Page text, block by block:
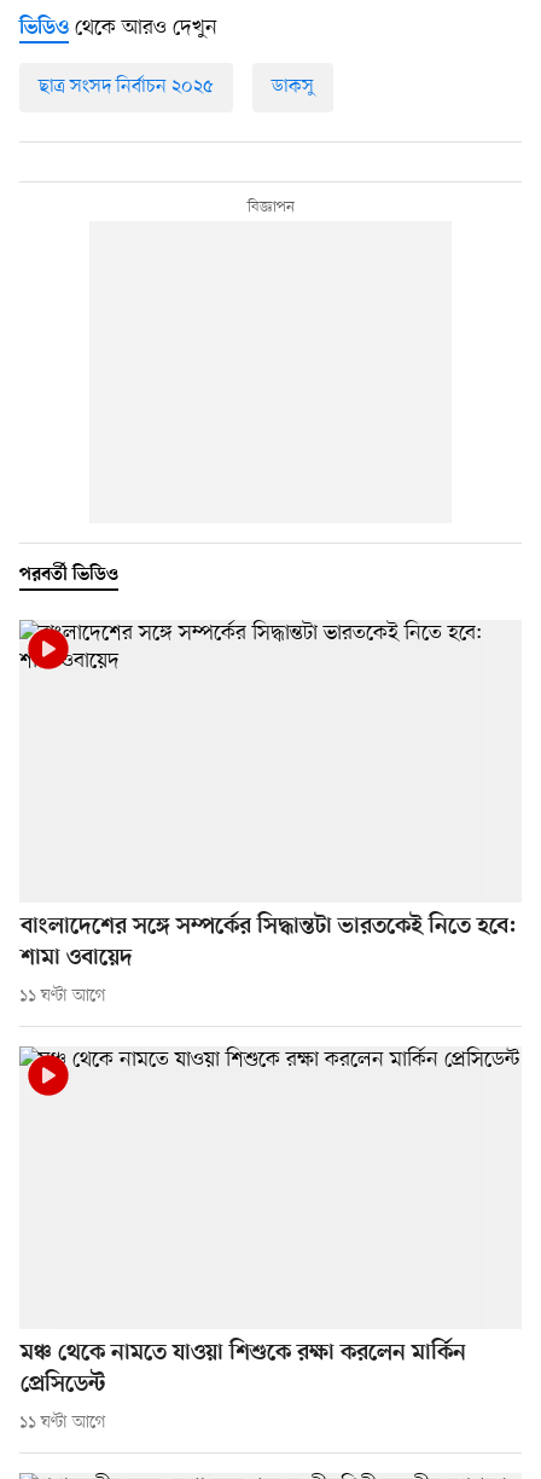
ভিডিও থেকে আরও দেখুন
ছাত্র সংসদ নির্বাচন ২০২৫ ডাকসু
পরবর্তী ভিডিও
বাংলাদেশের সঙ্গে সম্পর্কের সিদ্ধান্তটা ভারতকেই নিতে হবে:
শামা ওবায়েদ
১১ ঘণ্টা আগে
মঞ্চ থেকে নামতে যাওয়া শিশুকে রক্ষা করলেন মার্কিন
প্রেসিডেন্ট
১১ ঘণ্টা আগে